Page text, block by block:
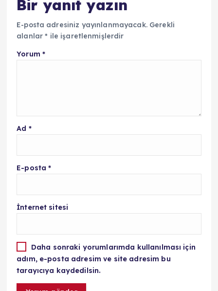
Bir yanıt yazın
E-posta adresiniz yayınlanmayacak. Gerekli
alanlar* ile işaretlenmişlerdir
Yorum *
Ad *
E-posta*
İnternet sitesi
Daha sonraki yorumlarımda kullanılması için
adım, e-posta adresim ve site adresim bu
tarayıcıya kaydedilsin.